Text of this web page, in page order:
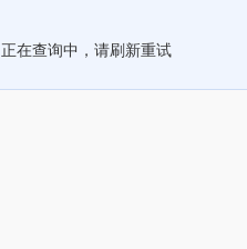
正在查询中，请刷新重试